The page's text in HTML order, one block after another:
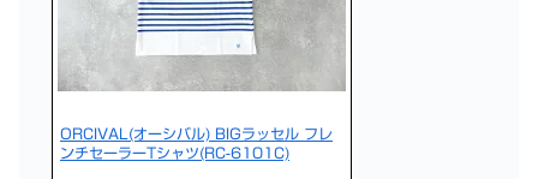
ORCIVAL(オーシバル) BIGラッセル フレ
ンチセーラーTシャツ(RC-6101C)